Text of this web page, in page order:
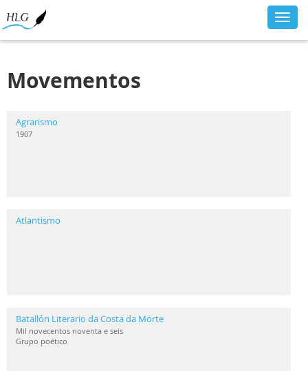
Movementos
Agrarismo
1907
Atlantismo
Batallón Literario da Costa da Morte
Mil novecentos noventa e seis
Grupo poético